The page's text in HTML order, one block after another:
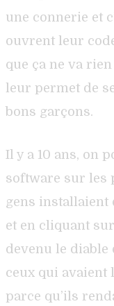
une connerie et
ouvrent leur
que ça ne va
leur permet de
bons garçons.
Il y a 10 ans, on
software sur les
gens installaient
et en cliquant
devenu le diable
ceux qui avaient
parce qu’ils